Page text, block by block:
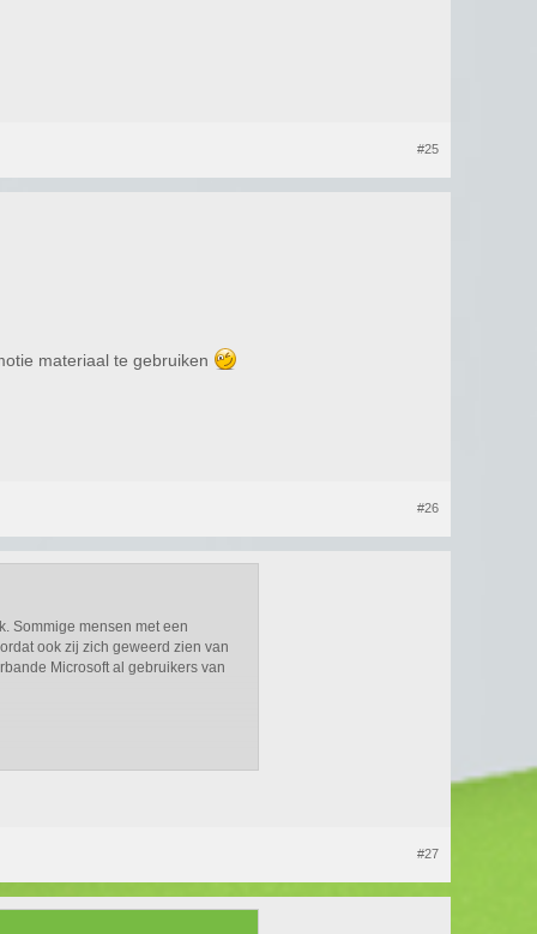
#25
materiaal te gebruiken
#26
Sommige mensen met een
ook zij zich geweerd zien van
Microsoft al gebruikers van
#27